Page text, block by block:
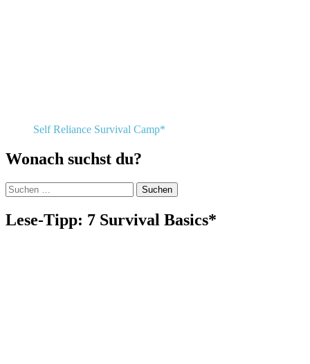
Self Reliance Survival Camp*
Wonach suchst du?
Suchen
nach:
Lese-Tipp: 7 Survival Basics*